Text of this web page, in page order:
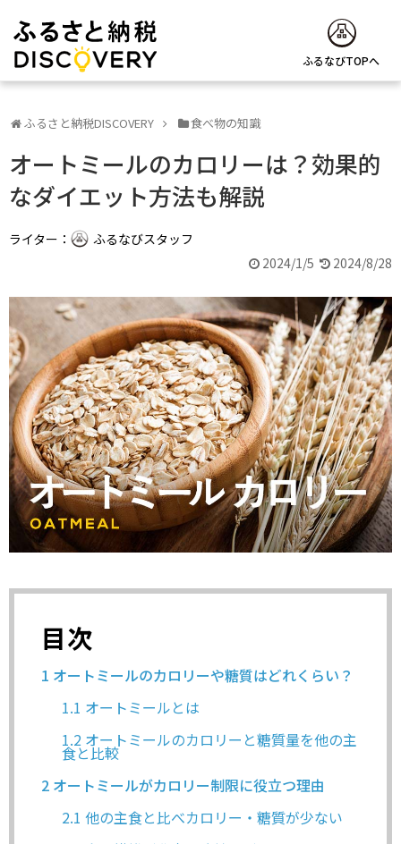
ふるなびTOPへ
ふるさと納税DISCOVERY 食べ物の知識
オートミールのカロリーは？効果的
なダイエット方法も解説
ライター：
ふるなびスタッフ
2024/1/5
2024/8/28
目次
1 オートミールのカロリーや糖質はどれくらい？
1.1 オートミールとは
1.2 オートミールのカロリーと糖質量を他の主
食と比較
2 オートミールがカロリー制限に役立つ理由
2.1 他の主食と比べカロリー・糖質が少ない